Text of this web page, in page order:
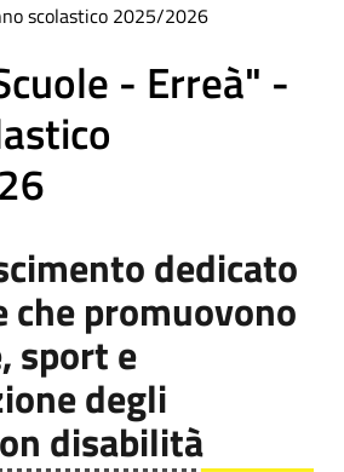
scolastico 2025/2026
- Erreà" -
dedicato
che promuovono
sport e
degli
disabilità